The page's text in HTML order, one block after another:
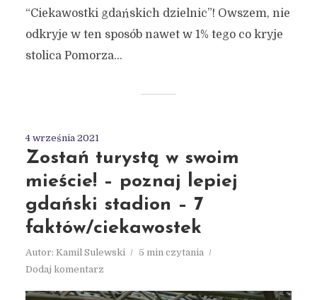
“Ciekawostki gdańskich dzielnic”! Owszem, nie
odkryje w ten sposób nawet w 1% tego co kryje
stolica Pomorza...
4 września 2021
Zostań turystą w swoim
mieście! – poznaj lepiej
gdański stadion – 7
faktów/ciekawostek
Autor: Kamil Sulewski
5 min czytania
Dodaj komentarz